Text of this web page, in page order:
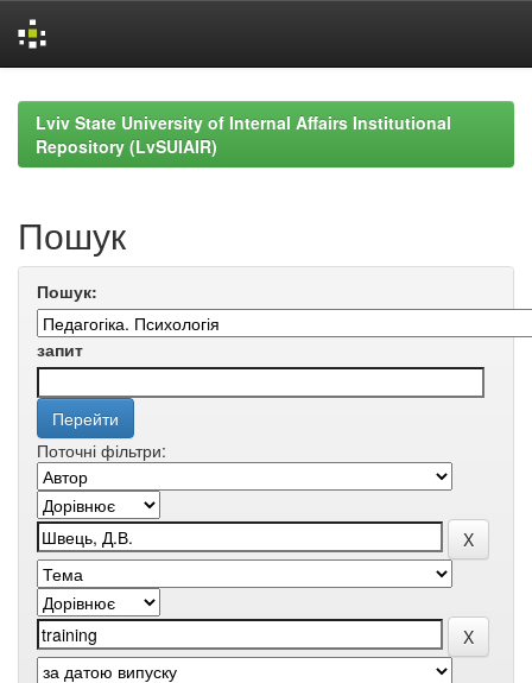
navigationLviv State University of Internal Affairs Institutional
Repository (LvSUIAIR)
Пошук
Пошук:
запит
Поточні фільтри: